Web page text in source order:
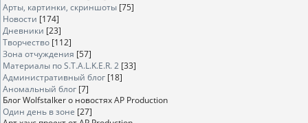
Арты, картинки, скриншоты [75]
Новости [174]
Дневники [23]
Творчество [112]
Зона отчуждения [57]
Материалы по S.T.A.L.K.E.R. 2 [33]
Административный блог [18]
Аномальный блог [7]
Блог Wolfstalker о новостях AP Production
Один день в зоне [27]